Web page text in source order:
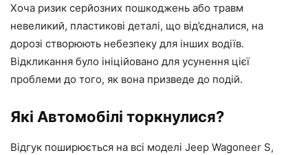
Хоча ризик серйозних пошкоджень або травм
невеликий, пластикові деталі, що від’єдналися, на
дорозі створюють небезпеку для інших водіїв.
Відкликання було ініційовано для усунення цієї
проблеми до того, як вона призведе до подій.
Які Автомобілі торкнулися?
Відгук поширюється на всі моделі Jeep Wagoneer S,